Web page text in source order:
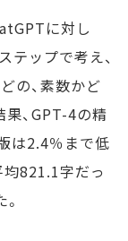
に対し
テップで考え、
の、素数かど
、GPT-4の精
は2.4％まで低
821.1字だっ